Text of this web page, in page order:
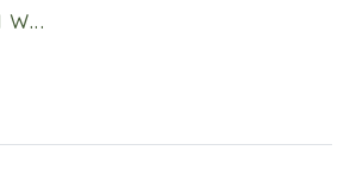
South Korea with Livepure 2024